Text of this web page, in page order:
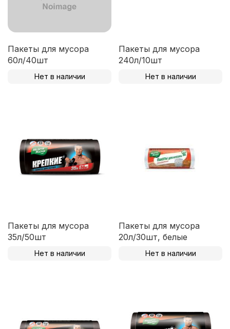
Пакеты для мусора
60л/40шт
Нет в наличии
Пакеты для мусора
240л/10шт
Нет в наличии
Пакеты для мусора
35л/50шт
Нет в наличии
Пакеты для мусора
20л/30шт, белые
Нет в наличии